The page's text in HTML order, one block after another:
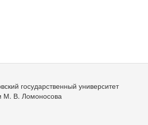
государственный университет
М. В. Ломоносова